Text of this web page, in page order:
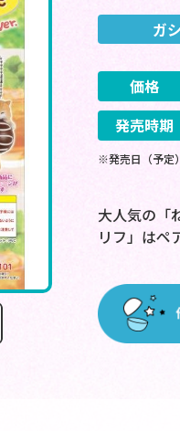
ガ
価格
発売時期
※発売日（予定
大人気の「
リフ」はペ